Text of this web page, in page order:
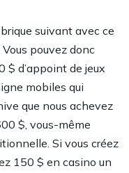
suivant avec ce
pouvez donc
$ d’appoint de jeux
mobiles qui
que nous achevez
$, vous-même
Si vous créez
150 $ en casino un